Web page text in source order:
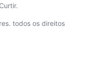
todos os direitos